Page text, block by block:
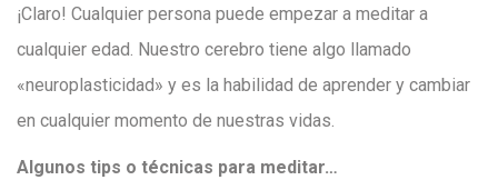
¡Claro! Cualquier persona puede empezar a meditar a
cualquier edad. Nuestro cerebro tiene algo llamado
«neuroplasticidad» y es la habilidad de aprender y cambiar
en cualquier momento de nuestras vidas.
Algunos tips o técnicas para meditar…